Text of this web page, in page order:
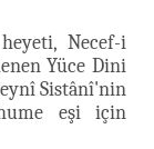
Necef-i
Yüce Dini
Sistânî'nin
eşi için